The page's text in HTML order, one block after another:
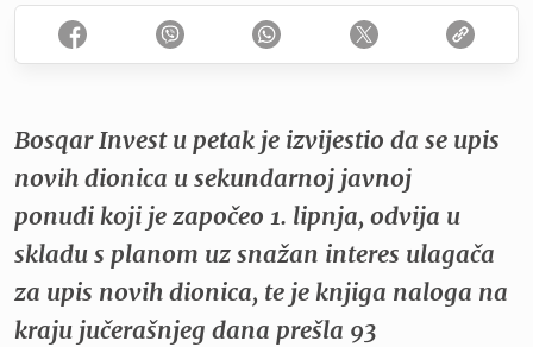
Bosqar Invest u petak je izvijestio da se upis
novih dionica u sekundarnoj javnoj
ponudi koji je započeo 1. lipnja, odvija u
skladu s planom uz snažan interes ulagača
za upis novih dionica, te je knjiga naloga na
kraju jučerašnjeg dana prešla 93